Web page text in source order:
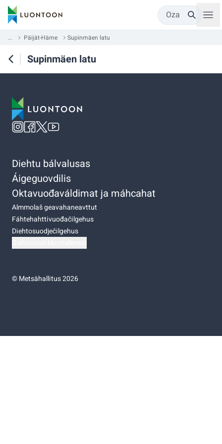
Oza
... Päijät-Häme Supinmäen latu
Supinmäen latu
Diehtu bálvalusas
Áigeguovdilis
Oktavuođaváldimat ja máhcahat
Almmolaš geavahaneavttut
Fáhtehahttivuođačilgehus
Diehtosuodječilgehus
©Metsähallitus 2026